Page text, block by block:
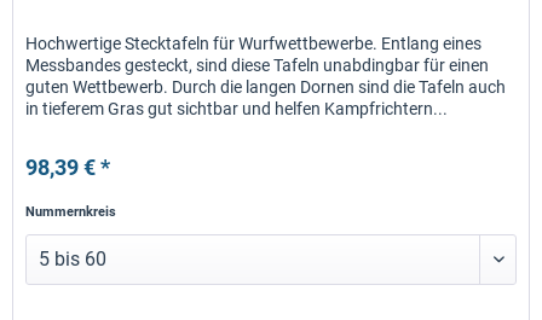
Hochwertige Stecktafeln für Wurfwettbewerbe. Entlang eines
Messbandes gesteckt, sind diese Tafeln unabdingbar für einen
guten Wettbewerb. Durch die langen Dornen sind die Tafeln auch
in tieferem Gras gut sichtbar und helfen Kampfrichtern...
98,39 € *
Nummernkreis